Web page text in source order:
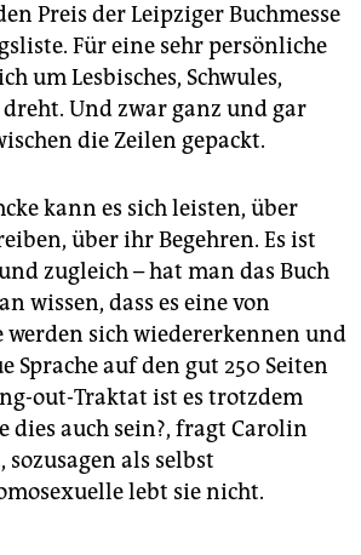
Preis der Leipziger Buchmesse
Für eine sehr persönliche
um Lesbisches, Schwules,
Und zwar ganz und gar
die Zeilen gepackt.
kann es sich leisten, über
über ihr Begehren. Es ist
zugleich – hat man das Buch
wissen, dass es eine von
sich wiedererkennen und
Sprache auf den gut 250 Seiten
out-Traktat ist es trotzdem
dies auch sein?, fragt Carolin
sozusagen als selbst
lebt sie nicht.